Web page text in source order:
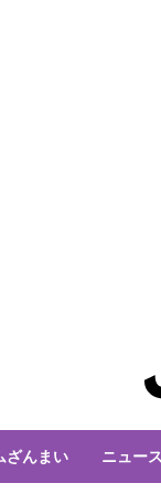
ざんまい ニュー